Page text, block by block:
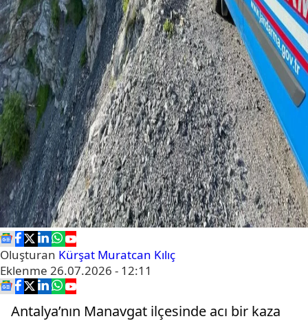
Oluşturan Kürşat Muratcan Kılıç
Eklenme 26.07.2026 - 12:11
Antalya’nın Manavgat ilçesinde acı bir kaza